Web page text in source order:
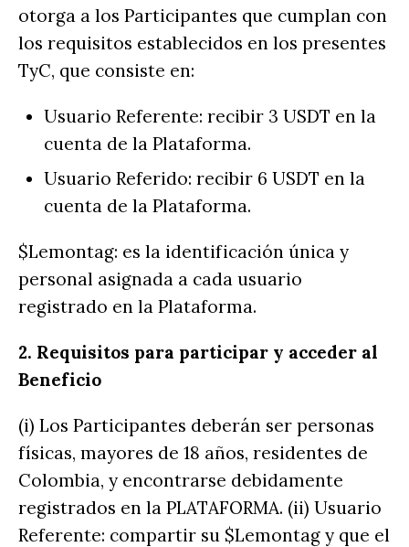
otorga a los Participantes que cumplan con
los requisitos establecidos en los presentes
TyC, que consiste en:
Usuario Referente: recibir 3 USDT en la
cuenta de la Plataforma.
Usuario Referido: recibir 6 USDT en la
cuenta de la Plataforma.
$Lemontag: es la identificación única y
personal asignada a cada usuario
registrado en la Plataforma.
2. Requisitos para participar y acceder al
Beneficio
(i) Los Participantes deberán ser personas
físicas, mayores de 18 años, residentes de
Colombia, y encontrarse debidamente
registrados en la PLATAFORMA. (ii) Usuario
Referente: compartir su $Lemontag y que el